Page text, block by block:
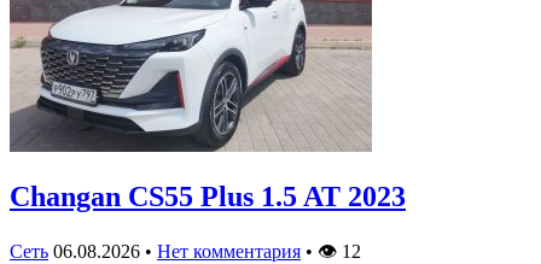
Changan CS55 Plus 1.5 AT 2023
Сеть 06.08.2026 • Нет комментария • 👁 12